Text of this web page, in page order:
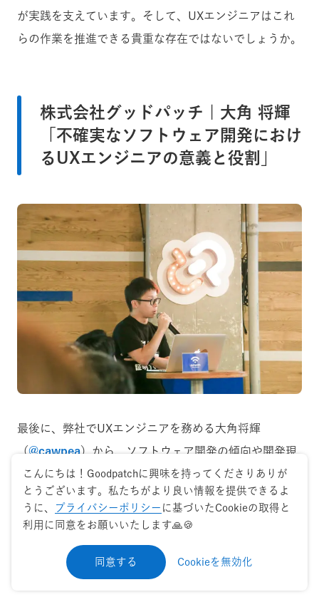
が実践を支えています。そして、UXエンジニアはこれ
らの作業を推進できる貴重な存在ではないでしょうか。
株式会社グッドパッチ | 大角 将輝
「不確実なソフトウェア開発におけ
るUXエンジニアの意義と役割」
最後に、弊社でUXエンジニアを務める大角将輝
（@cawpea）から、ソフトウェア開発の傾向や開発現
場の内情、その中でのUXエンジニアの在り方について
お話しました。
こんにちは！Goodpatchに興味を持ってくださりありが
とうございます。私たちがより良い情報を提供できるよ
うに、
プライバシーポリシー に基づいたCookieの取得と
利用に同意をお願いいたします🙏🍪
同意する Cookieを無効化